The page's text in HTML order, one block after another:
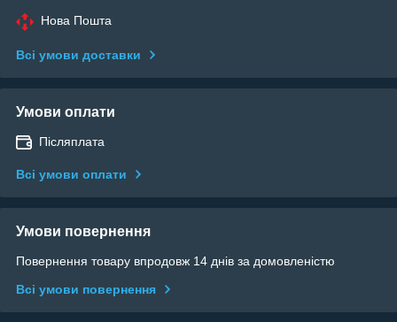
Нова Пошта
Всі умови доставки
Умови оплати
Післяплата
Всі умови оплати
Умови повернення
Повернення товару впродовж 14 днів за домовленістю
Всі умови повернення